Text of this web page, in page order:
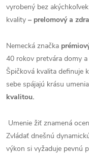
vyrobený bez
kvality – prelomový a
Nemecká značka
40 rokov pretvára domy
Špičková kvalita definuje
sebe spájajú krásu
kvalitou.
Umenie žiť znamená
Zvládať dnešnú
výkon si vyžaduje pevnú